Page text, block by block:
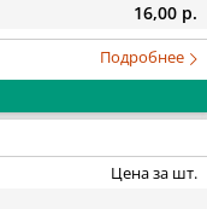
16,00 р.
Подробнее
Цена за шт.